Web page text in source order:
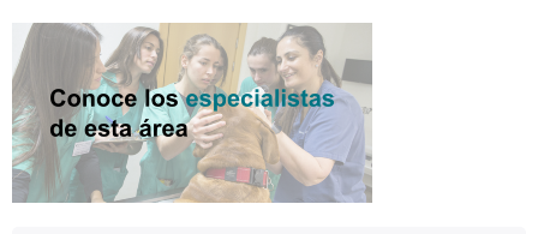
Información
complementaria